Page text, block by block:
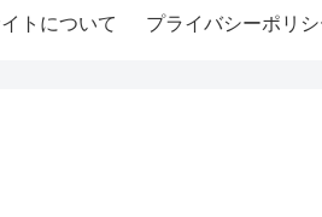
トについて プライバシーポリシ